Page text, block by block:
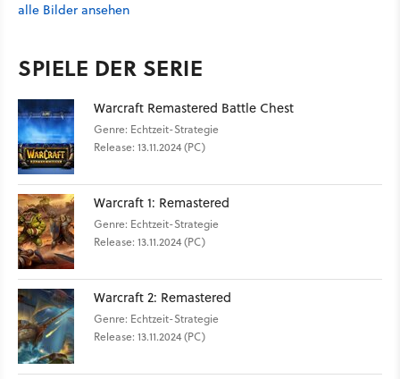
alle Bilder ansehen
SPIELE DER SERIE
Warcraft Remastered Battle Chest
Genre: Echtzeit-Strategie
Release: 13.11.2024 (PC)
Warcraft 1: Remastered
Genre: Echtzeit-Strategie
Release: 13.11.2024 (PC)
Warcraft 2: Remastered
Genre: Echtzeit-Strategie
Release: 13.11.2024 (PC)